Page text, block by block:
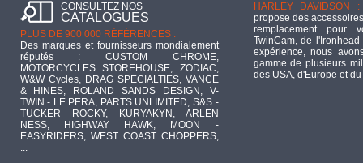
CONSULTEZ NOS
CATALOGUES
PLUS DE 900 000 RÉFÉRENCES :
Des marques et fournisseurs mondialement
réputés : CUSTOM CHROME,
MOTORCYCLES STOREHOUSE, ZODIAC,
W&W Cycles, DRAG SPECIALTIES, VANCE
& HINES, ROLAND SANDS DESIGN, V-
TWIN - LE PERA, PARTS UNLIMITED, S&S -
TUCKER ROCKY, KURYAKYN, ARLEN
NESS, HIGHWAY HAWK, MOON -
EASYRIDERS, WEST COAST CHOPPERS,
...
HARLEY DAVIDSON :
propose des
remplacement pour
TwinCam, de
expérience, nous
gamme de plusieurs
des USA, d'Europe et